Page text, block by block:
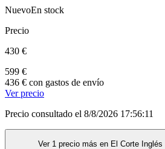
NuevoEn stock
Precio
430 €
599 €
436 € con gastos de envío
Ver precio
Precio consultado el 8/8/2026 17:56:11
Ver 1 precio más en El Corte Inglés